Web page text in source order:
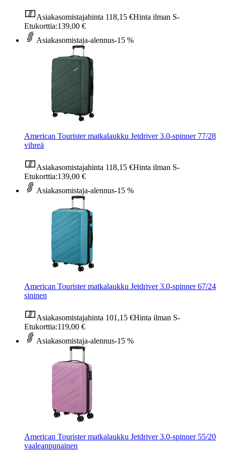
Asiakasomistajahinta 118,15 €Hinta ilman S-
Etukorttia:139,00 €
Asiakasomistaja-alennus-15 %
American Tourister matkalaukku Jetdriver 3.0-spinner 77/28
vihreä
Asiakasomistajahinta 118,15 €Hinta ilman S-
Etukorttia:139,00 €
Asiakasomistaja-alennus-15 %
American Tourister matkalaukku Jetdriver 3.0-spinner 67/24
sininen
Asiakasomistajahinta 101,15 €Hinta ilman S-
Etukorttia:119,00 €
Asiakasomistaja-alennus-15 %
American Tourister matkalaukku Jetdriver 3.0-spinner 55/20
vaaleanpunainen